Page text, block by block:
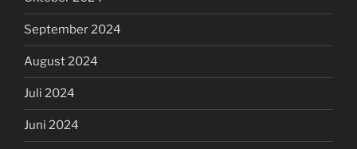
September 2024
August 2024
Juli 2024
Juni 2024